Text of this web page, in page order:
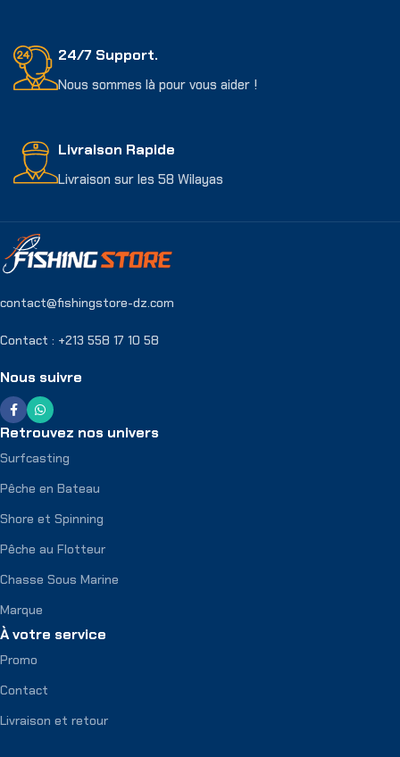
24/7 Support.
Nous sommes là pour vous aider !
Livraison Rapide
Livraison sur les 58 Wilayas
contact@fishingstore-dz.com
Contact : +213 558 17 10 58
Nous suivre
Retrouvez nos univers
Surfcasting
Pêche en Bateau
Shore et Spinning
Pêche au Flotteur
Chasse Sous Marine
Marque
À votre service
Promo
Contact
Livraison et retour